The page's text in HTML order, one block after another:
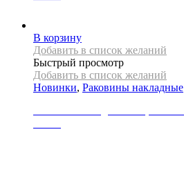
В корзину
Добавить в список желаний
Быстрый просмотр
Добавить в список желаний
Новинки, Раковины накладные